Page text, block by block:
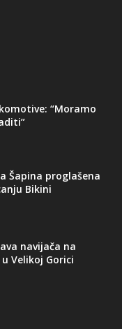
“Moramo
Šapina proglašena
Bikini
navijača na
Velikoj Gorici